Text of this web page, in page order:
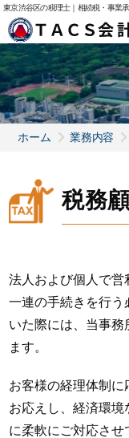
東京渋谷区の税理士｜相続税・事業
ホーム 業務内容
税務
法人および個人で営
一連の手続きを行
いた際には、当事務
ます。
お客様の経理体制に
お応えし、経済環
に柔軟にご対応させ